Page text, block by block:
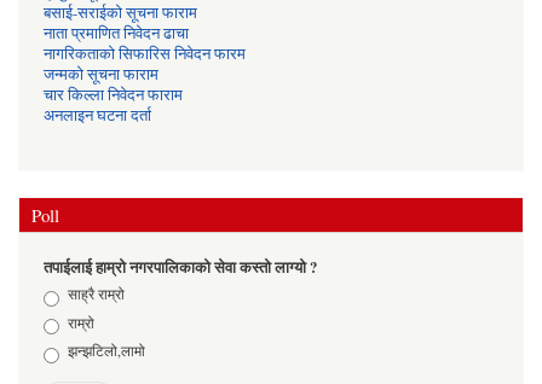
बसाई-सराईको सूचना फाराम
नाता प्रमाणित निवेदन ढाचा
नागरिकताको सिफारिस निवेदन फारम
जन्मको सूचना फाराम
चार किल्ला निवेदन फाराम
अनलाइन घटना दर्ता
Poll
तपाईलाई हाम्रो नगरपालिकाको सेवा कस्तो लाग्यो ?
Choicesसाह्रै राम्रो
राम्रो
झन्झटिलो,लामो